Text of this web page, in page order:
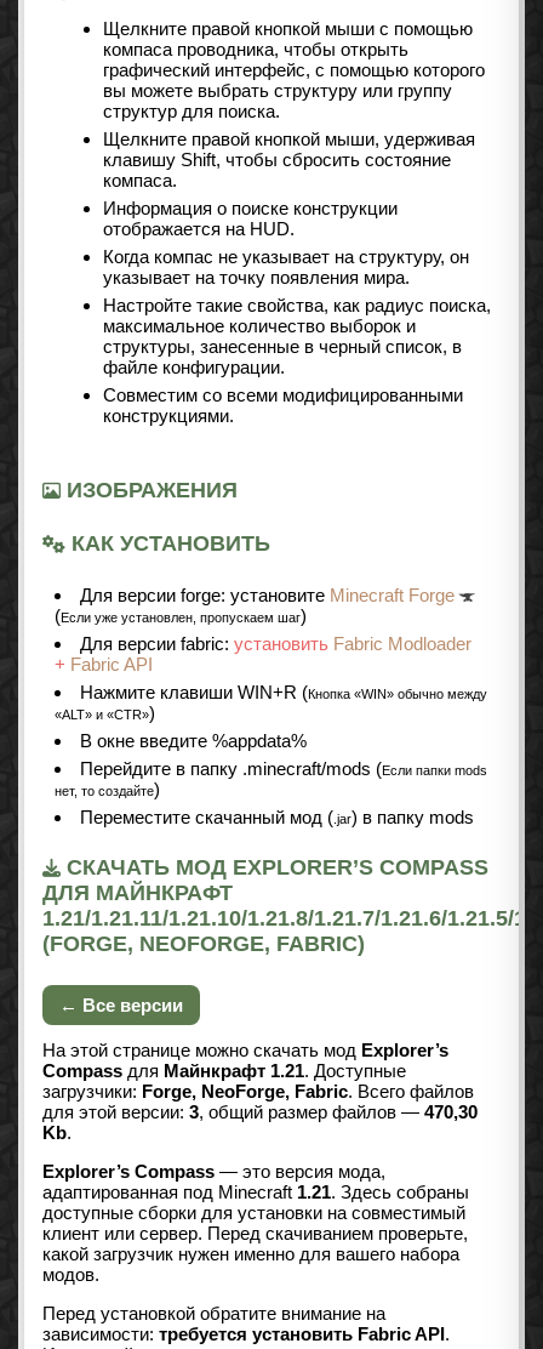
Щелкните правой кнопкой мыши с помощью
компаса проводника, чтобы открыть
графический интерфейс, с помощью которого
вы можете выбрать структуру или группу
структур для поиска.
Щелкните правой кнопкой мыши, удерживая
клавишу Shift, чтобы сбросить состояние
компаса.
Информация о поиске конструкции
отображается на HUD.
Когда компас не указывает на структуру, он
указывает на точку появления мира.
Настройте такие свойства, как радиус поиска,
максимальное количество выборок и
структуры, занесенные в черный список, в
файле конфигурации.
Совместим со всеми модифицированными
конструкциями.
ИЗОБРАЖЕНИЯ
КАК УСТАНОВИТЬ
Для версии forge: установите Minecraft Forge
(Если уже установлен, пропускаем шаг)
Для версии fabric: установить Fabric Modloader
+ Fabric API
Нажмите клавиши WIN+R (Кнопка «WIN» обычно между
«ALT» и «CTR»)
В окне введите %appdata%
Перейдите в папку .minecraft/mods (Если папки mods
нет, то создайте)
Переместите скачанный мод ( .jar) в папку mods
СКАЧАТЬ МОД EXPLORER’S COMPASS
ДЛЯ МАЙНКРАФТ
1.21/1.21.11/1.21.10/1.21.8/1.21.7/1.21.6/1.21.5/
(FORGE, NEOFORGE, FABRIC)
← Все версии
На этой странице можно скачать мод Explorer’s
Compass для Майнкрафт 1.21. Доступные
загрузчики: Forge, NeoForge, Fabric. Всего файлов
для этой версии: 3, общий размер файлов — 470,30
Kb.
Explorer’s Compass — это версия мода,
адаптированная под Minecraft 1.21. Здесь собраны
доступные сборки для установки на совместимый
клиент или сервер. Перед скачиванием проверьте,
какой загрузчик нужен именно для вашего набора
модов.
Перед установкой обратите внимание на
зависимости: требуется установить Fabric API.